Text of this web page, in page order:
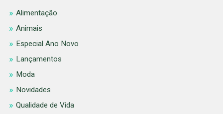
Alimentação
Animais
Especial Ano Novo
Lançamentos
Moda
Novidades
Qualidade de Vida